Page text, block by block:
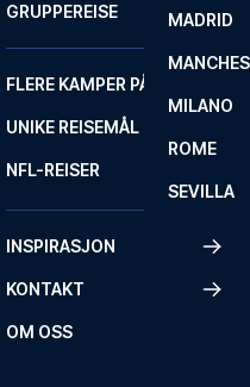
MADRID
MILANO
ROME
SEVILLA
GRUPPEREISE
FLERE KAMPER PÅ ÉN REISE
UNIKE REISEMÅL
NFL-REISER
INSPIRASJON
KONTAKT
OM OSS